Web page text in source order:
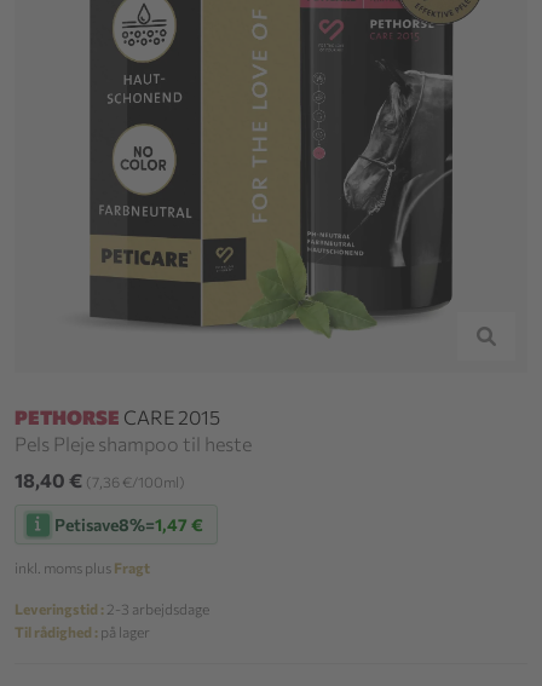
PETHORSE CARE 2015
Pels Pleje shampoo til heste
18,40 € (7,36 €/100ml)
Petisave8%=1,47 €
inkl. moms plus Fragt
Leveringstid : 2-3 arbejdsdage
Til rådighed : på lager